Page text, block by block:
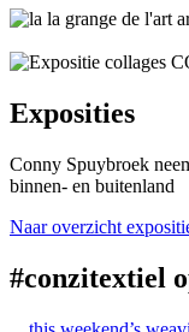
Exposities
Conny Spuybroek
binnen- en buitenland
Naar overzicht
#conzitextiel